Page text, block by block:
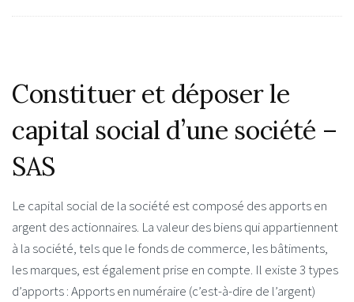
Constituer et déposer le
capital social d’une société –
SAS
Le capital social de la société est composé des apports en
argent des actionnaires. La valeur des biens qui appartiennent
à la société, tels que le fonds de commerce, les bâtiments,
les marques, est également prise en compte. Il existe 3 types
d’apports : Apports en numéraire (c’est-à-dire de l’argent)